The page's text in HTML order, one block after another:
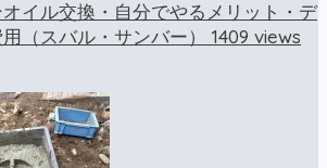
イル交換・自分でやるメリット・デ
（スバル・サンバー） 1409 views